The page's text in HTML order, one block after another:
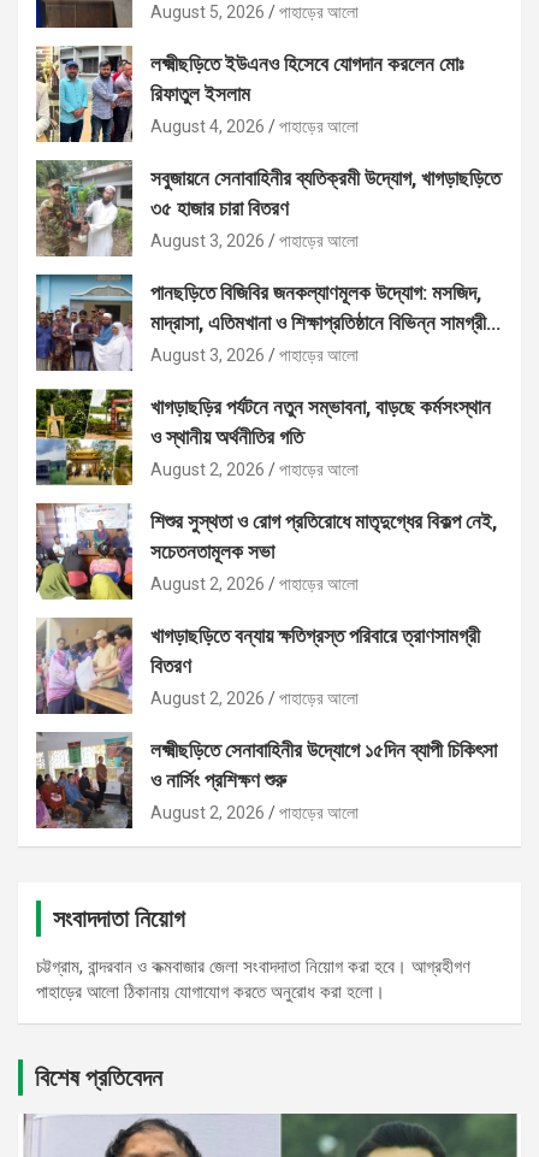
August 5, 2026 পাহাড়ের আলো
লক্ষ্মীছড়িতে ইউএনও হিসেবে যোগদান করলেন মোঃ
রিফাতুল ইসলাম
August 4, 2026 পাহাড়ের আলো
সবুজায়নে সেনাবাহিনীর ব্যতিক্রমী উদ্যোগ, খাগড়াছড়িতে
৩৫ হাজার চারা বিতরণ
August 3, 2026 পাহাড়ের আলো
পানছড়িতে বিজিবির জনকল্যাণমূলক উদ্যোগ: মসজিদ,
মাদ্রাসা, এতিমখানা ও শিক্ষাপ্রতিষ্ঠানে বিভিন্ন সামগ্রী
বিতরণ
August 3, 2026 পাহাড়ের আলো
খাগড়াছড়ির পর্যটনে নতুন সম্ভাবনা, বাড়ছে কর্মসংস্থান
ও স্থানীয় অর্থনীতির গতি
August 2, 2026 পাহাড়ের আলো
শিশুর সুস্থতা ও রোগ প্রতিরোধে মাতৃদুগ্ধের বিকল্প নেই,
সচেতনতামূলক সভা
August 2, 2026 পাহাড়ের আলো
খাগড়াছড়িতে বন্যায় ক্ষতিগ্রস্ত পরিবারে ত্রাণসামগ্রী
বিতরণ
August 2, 2026 পাহাড়ের আলো
লক্ষ্মীছড়িতে সেনাবাহিনীর উদ্যোগে ১৫দিন ব্যাপী চিকিৎসা
ও নার্সিং প্রশিক্ষণ শুরু
August 2, 2026 পাহাড়ের আলো
সংবাদদাতা নিয়োগ
চট্টগ্রাম, বান্দরবান ও কক্মবাজার জেলা সংবাদদাতা নিয়োগ করা হবে। আগ্রহীগণ
পাহাড়ের আলো ঠিকানায় যোগাযোগ করতে অনুরোধ করা হলো।
বিশেষ প্রতিবেদন